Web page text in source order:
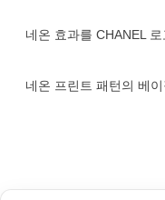
네온 효과를 CHANEL
네온 프린트 패턴의 베